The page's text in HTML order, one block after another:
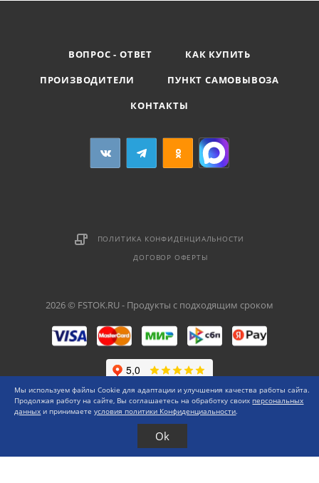
ВОПРОС - ОТВЕТ
КАК КУПИТЬ
ПРОИЗВОДИТЕЛИ
ПУНКТ САМОВЫВОЗА
КОНТАКТЫ
ПОЛИТИКА КОНФИДЕНЦИАЛЬНОСТИ
ДОГОВОР ОФЕРТЫ
2026 © FSTOK.RU - Продукты с подходящим сроком
Мы используем файлы Cookie для адаптации и улучшения качества работы сайта.
Продолжая работу на сайте, Вы соглашаетесь на обработку своихперсональных
данных и принимаетеусловия политики Конфиденциальности.
Ok